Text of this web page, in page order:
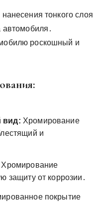
тонкого слоя
автомобиля․
роскошный и
вид: Хромирование
и
Хромирование
защиту от коррозии․
покрытие